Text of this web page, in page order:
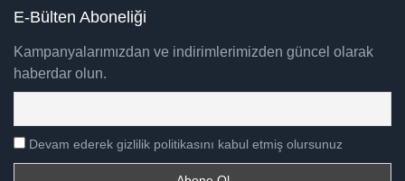
E-Bülten Aboneliği
Kampanyalarımızdan ve indirimlerimizden güncel olarak
haberdar olun.
Devam ederek gizlilik politikasını kabul etmiş olursunuz